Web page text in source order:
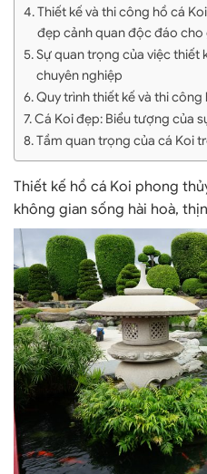
Thiết kế và thi công hồ cá
đẹp cảnh quan độc đáo cho
Sự quan trọng của việc thiết
chuyên nghiệp
Quy trình thiết kế và thi
Cá Koi đẹp: Biểu tượng của
Tầm quan trọng của cá Koi
Thiết kế hồ cá Koi phong
không gian sống hài hoà,